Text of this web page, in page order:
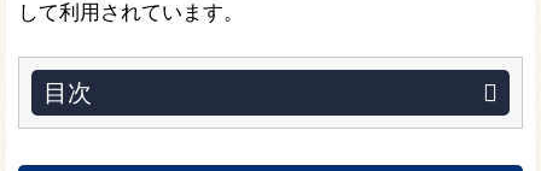
して利用されています。
目次